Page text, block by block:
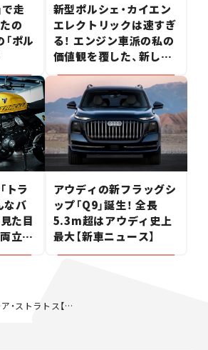
で走
の
ポル
新型ポルシェ・カイエン
エレクトリックは速すぎ
る！ エンジン車派の私の
価値観を覆した、新しい
ポルシェの走り。
トラ
なバ
た目
立し
ラッ
アウディの新フラッグシ
ップ「Q9」誕生！ 全長
5.3m超はアウディ史上
最大【新車ニュース】
ラトス【下野康史の旧車エッセイ】